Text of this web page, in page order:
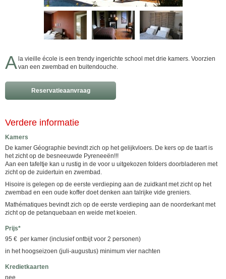
A la vieille école is een trendy ingerichte school met drie kamers. Voorzien
van een zwembad en buitendouche.
Reservatieaanvraag
Verdere informatie
Kamers
De kamer Géographie bevindt zich op het gelijkvloers. De kers op de taart is
het zicht op de besneeuwde Pyreneeën!!!
Aan een tafeltje kan u rustig in de voor u uitgekozen folders doorbladeren met
zicht op de zuidertuin en zwembad.
Hisoire is gelegen op de eerste verdieping aan de zuidkant met zicht op het
zwembad en een oude koffer doet denken aan talrijke vide greniers.
Mathématiques bevindt zich op de eerste verdieping aan de noorderkant met
zicht op de petanquebaan en weide met koeien.
Prijs*
95 € per kamer (inclusief ontbijt voor 2 personen)
in het hoogseizoen (juli-augustus) minimum vier nachten
Kredietkaarten
nee